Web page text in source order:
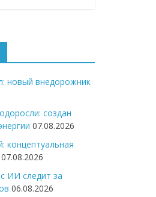
новый внедорожник
создан
07.08.2026
концептуальная
07.08.2026
ИИ следит за
06.08.2026